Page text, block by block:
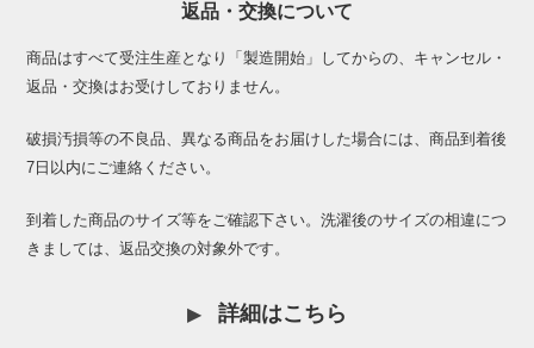
返品・交換について
商品はすべて受注生産となり「製造開始」してからの、キャンセル・
返品・交換はお受けしておりません。
破損汚損等の不良品、異なる商品をお届けした場合には、商品到着後
7日以内にご連絡ください。
到着した商品のサイズ等をご確認下さい。洗濯後のサイズの相違につ
きましては、返品交換の対象外です。
詳細はこちら